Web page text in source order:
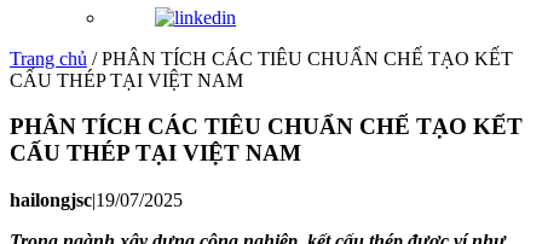
Trang chủ /PHÂN TÍCH CÁC TIÊU CHUẨN CHẾ TẠO KẾT
CẤU THÉP TẠI VIỆT NAM
PHÂN TÍCH CÁC TIÊU CHUẨN CHẾ TẠO KẾT
CẤU THÉP TẠI VIỆT NAM
hailongjsc|19/07/2025